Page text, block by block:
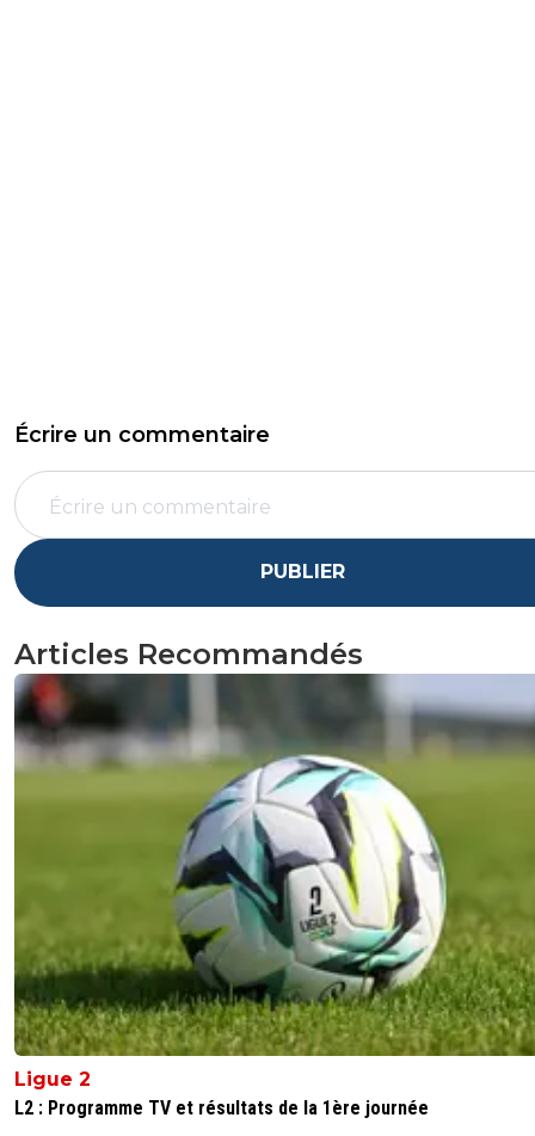
Écrire un commentaire
PUBLIER
Articles Recommandés
Ligue 2
L2 : Programme TV et résultats de la 1ère journée